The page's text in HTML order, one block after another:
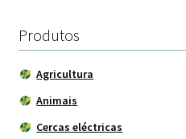
Produtos
Agricultura
Animais
Cercas eléctricas